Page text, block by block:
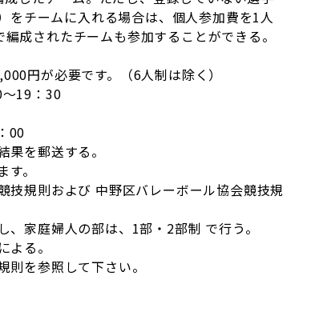
をチームに入れる場合は、個人参加費を1人
成されたチームも参加することができる。
円が必要です。（6人制は除く）
19：30
00
を郵送する。
。
技規則および 中野区バレーボール協会競技規
家庭婦人の部は、1部・2部制 で行う。
る。
を参照して下さい。